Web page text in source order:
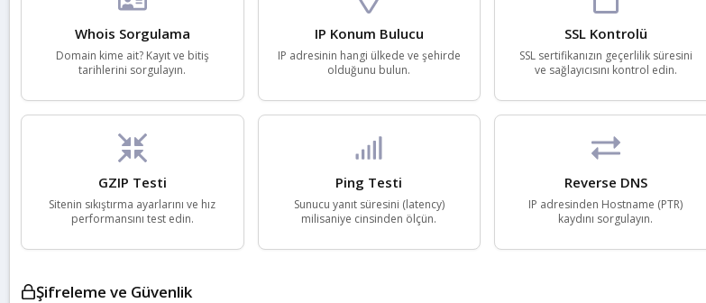
Whois Sorgulama
Domain kime ait? Kayıt ve bitiş
tarihlerini sorgulayın.
IP Konum Bulucu
IP adresinin hangi ülkede ve şehirde
olduğunu bulun.
SSL Kontrolü
SSL sertifikanızın geçerlilik süresini
ve sağlayıcısını kontrol edin.
GZIP Testi
Sitenin sıkıştırma ayarlarını ve hız
performansını test edin.
Ping Testi
Sunucu yanıt süresini (latency)
milisaniye cinsinden ölçün.
Reverse DNS
IP adresinden Hostname (PTR)
kaydını sorgulayın.
Şifreleme ve Güvenlik